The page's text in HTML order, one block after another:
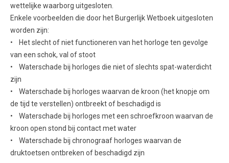
wettelijke waarborg uitgesloten.
Enkele voorbeelden die door het Burgerlijk Wetboek uitgesloten
worden zijn:
• Het slecht of niet functioneren van het horloge ten gevolge
van een schok, val of stoot
• Waterschade bij horloges die niet of slechts spat-waterdicht
zijn
• Waterschade bij horloges waarvan de kroon (het knopje om
de tijd te verstellen) ontbreekt of beschadigd is
• Waterschade bij horloges met een schroefkroon waarvan de
kroon open stond bij contact met water
• Waterschade bij chronograaf horloges waarvan de
druktoetsen ontbreken of beschadigd zijn